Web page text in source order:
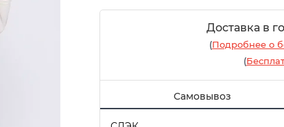
Доставка в
(Подробнее о
(
Самовывоз